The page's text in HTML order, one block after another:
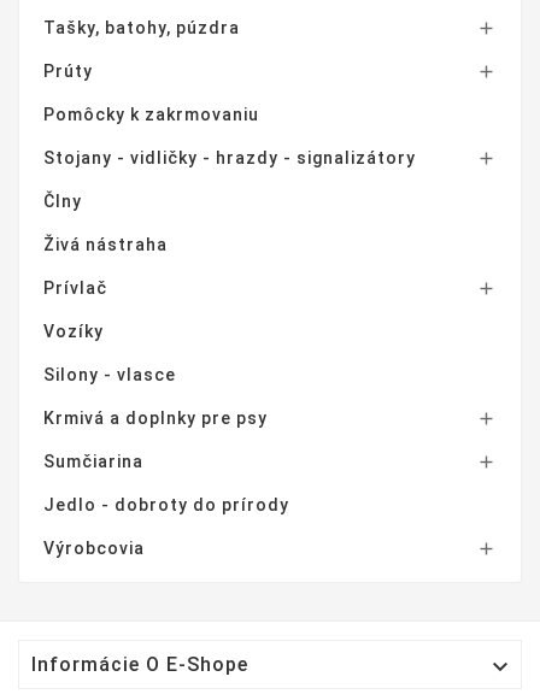
Tašky, batohy, púzdra 
Prúty 
Pomôcky k zakrmovaniu
Stojany - vidličky - hrazdy - signalizátory 
Člny
Živá nástraha
Prívlač 
Vozíky
Silony - vlasce
Krmivá a doplnky pre psy 
Sumčiarina 
Jedlo - dobroty do prírody
Výrobcovia 
Informácie O E-Shope 